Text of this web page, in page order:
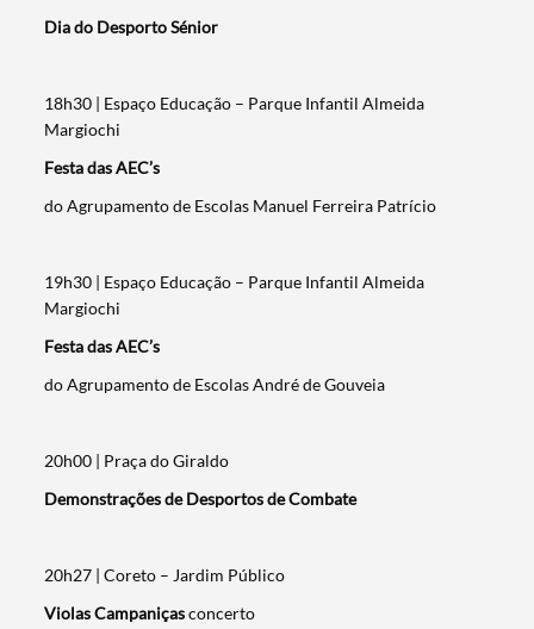
Dia do Desporto Sénior
18h30 | Espaço Educação – Parque Infantil Almeida
Margiochi
Festa das AEC’s
do Agrupamento de Escolas Manuel Ferreira Patrício
19h30 | Espaço Educação – Parque Infantil Almeida
Margiochi
Festa das AEC’s
do Agrupamento de Escolas André de Gouveia
20h00 | Praça do Giraldo
Demonstrações de Desportos de Combate
20h27 | Coreto – Jardim Público
Violas Campaniçasconcerto